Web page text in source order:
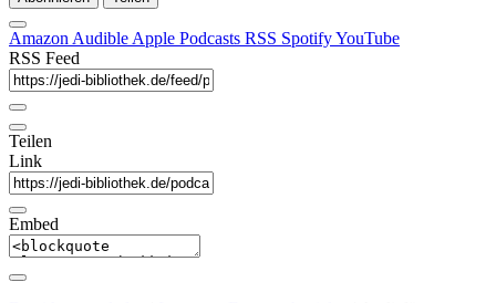
Amazon Audible Apple Podcasts RSS SpotifyYouTube
RSS Feed
Teilen
Link
Embed